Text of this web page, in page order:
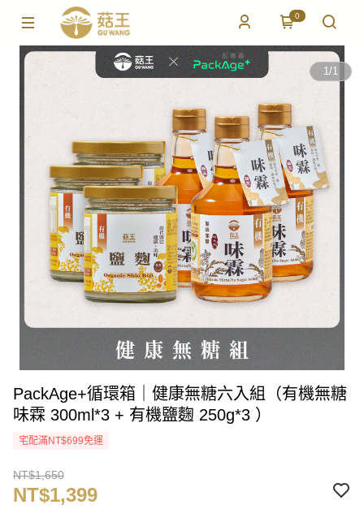
0
1/1
PackAge+循環箱｜健康無糖六入組（有機無糖
味霖 300ml*3 + 有機鹽麴 250g*3 ）
宅配滿NT$699免運
NT$1,650
NT$1,399